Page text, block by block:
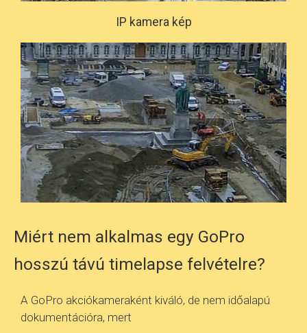
IP kamera kép
Miért nem alkalmas egy GoPro
hosszú távú timelapse felvételre?
A GoPro akciókameraként kiváló, de nem időalapú
dokumentációra, mert